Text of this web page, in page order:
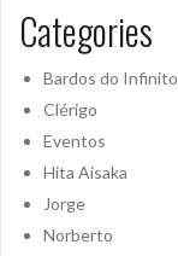
Categories
Bardos do Infinito
Clérigo
Eventos
Hita Aisaka
Jorge
Norberto